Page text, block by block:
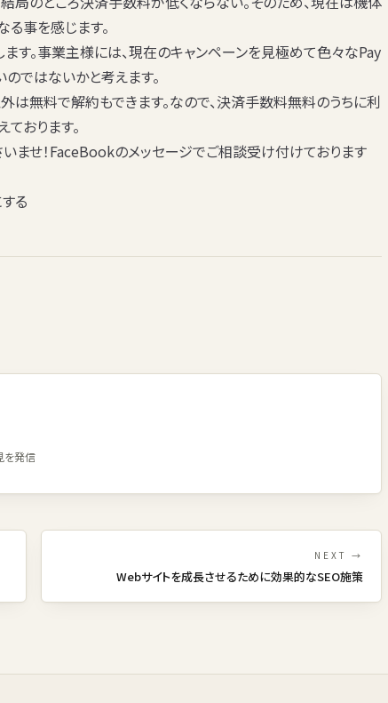
事を感じます。
す。事業主様には、現在のキャンペーンを見極めて色々なPay
のではないかと考えます。
は無料で解約もできます。なので、決済手数料無料のうちに利
おります。
ませ！FaceBookのメッセージでご相談受け付けております
る
を発信
NEXT →
Webサイトを成長させるために効果的なSEO施策